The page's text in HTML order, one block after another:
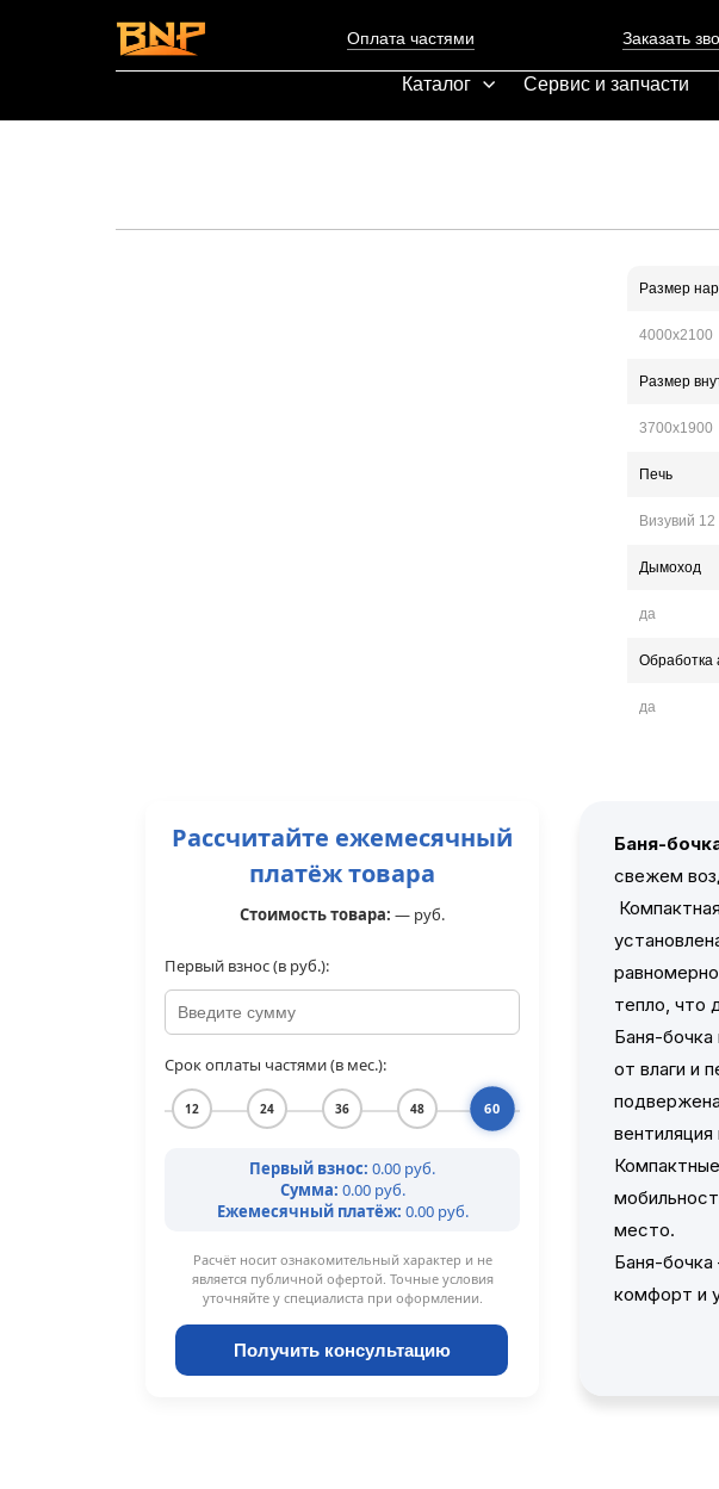
Оплата частями Заказать
Каталог Сервис и запчасти
Размер
4000х2100
Размер
3700х1900
Печь
Визувий 12
Дымоход
да
Обработка
да
Баня-
свежем
тепло, что
Баня-бочка
от влаги и
место.
Баня-
комфорт и
Получить консультацию
Рассчитайте ежемесячный
платёж товара
Стоимость товара: — руб.
Первый взнос (в руб.):
Срок оплаты частями (в мес.):
12 24 36 48 60
Первый взнос: 0.00 руб.
Сумма: 0.00 руб.
Ежемесячный платёж: 0.00 руб.
Расчёт носит ознакомительный характер и не
является публичной офертой. Точные условия
уточняйте у специалиста при оформлении.